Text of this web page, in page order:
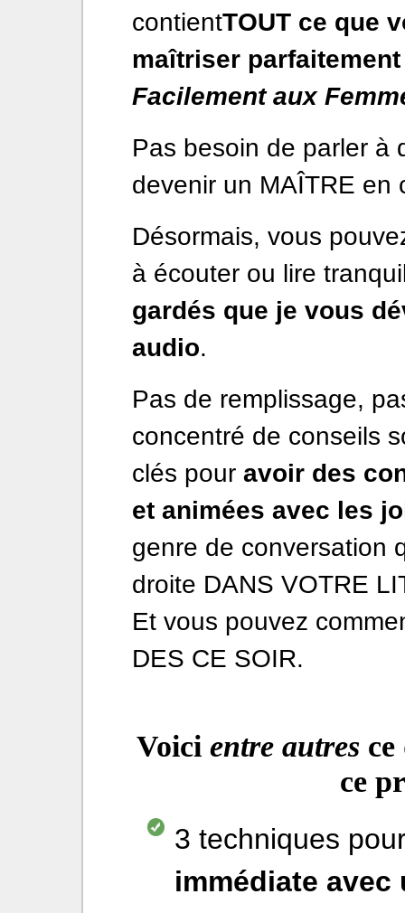
contientTOUT ce que
maîtriser
Facilement aux
Pas besoin de parler à
devenir un MAÎTRE en
Désormais, vous
à écouter ou lire
gardés que je vous
audio.
Pas de remplissage,
concentré de conseils
clés pour avoir des
et animées avec les
genre de conversation
droite DANS VOTRE
Et vous pouvez
DES CE SOIR.
Voici entre autres
ce
3 techniques
immédiate avec